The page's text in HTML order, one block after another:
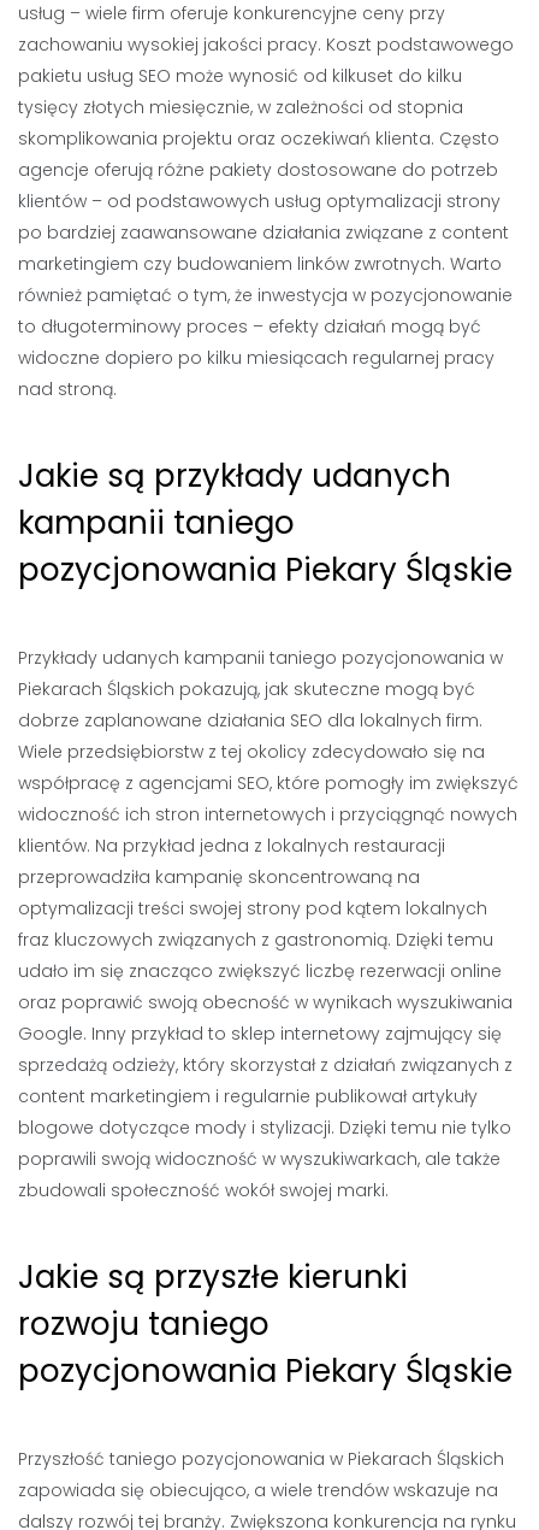
usług – wiele firm oferuje konkurencyjne ceny przy
zachowaniu wysokiej jakości pracy. Koszt podstawowego
pakietu usług SEO może wynosić od kilkuset do kilku
tysięcy złotych miesięcznie, w zależności od stopnia
skomplikowania projektu oraz oczekiwań klienta. Często
agencje oferują różne pakiety dostosowane do potrzeb
klientów – od podstawowych usług optymalizacji strony
po bardziej zaawansowane działania związane z content
marketingiem czy budowaniem linków zwrotnych. Warto
również pamiętać o tym, że inwestycja w pozycjonowanie
to długoterminowy proces – efekty działań mogą być
widoczne dopiero po kilku miesiącach regularnej pracy
nad stroną.
Jakie są przykłady udanych
kampanii taniego
pozycjonowania Piekary Śląskie
Przykłady udanych kampanii taniego pozycjonowania w
Piekarach Śląskich pokazują, jak skuteczne mogą być
dobrze zaplanowane działania SEO dla lokalnych firm.
Wiele przedsiębiorstw z tej okolicy zdecydowało się na
współpracę z agencjami SEO, które pomogły im zwiększyć
widoczność ich stron internetowych i przyciągnąć nowych
klientów. Na przykład jedna z lokalnych restauracji
przeprowadziła kampanię skoncentrowaną na
optymalizacji treści swojej strony pod kątem lokalnych
fraz kluczowych związanych z gastronomią. Dzięki temu
udało im się znacząco zwiększyć liczbę rezerwacji online
oraz poprawić swoją obecność w wynikach wyszukiwania
Google. Inny przykład to sklep internetowy zajmujący się
sprzedażą odzieży, który skorzystał z działań związanych z
content marketingiem i regularnie publikował artykuły
blogowe dotyczące mody i stylizacji. Dzięki temu nie tylko
poprawili swoją widoczność w wyszukiwarkach, ale także
zbudowali społeczność wokół swojej marki.
Jakie są przyszłe kierunki
rozwoju taniego
pozycjonowania Piekary Śląskie
Przyszłość taniego pozycjonowania w Piekarach Śląskich
zapowiada się obiecująco, a wiele trendów wskazuje na
dalszy rozwój tej branży. Zwiększona konkurencja na rynku